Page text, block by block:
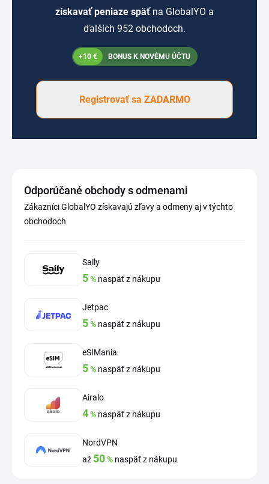
získavať peniaze späť na GlobalYO a
ďalších 952 obchodoch.
+10 € BONUS K NOVÉMU ÚČTU
Registrovať sa ZADARMO
Odporúčané obchody s odmenami
Zákazníci GlobalYO získavajú zľavy a odmeny aj v týchto
obchodoch
Saily
5% naspäť z nákupu
Jetpac
5% naspäť z nákupu
eSIMania
5% naspäť z nákupu
Airalo
4% naspäť z nákupu
NordVPN
až 50% naspäť z nákupu